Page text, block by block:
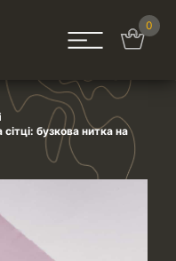
0
бузкова нитка на